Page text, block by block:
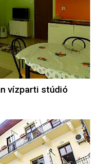
vízparti stúdió